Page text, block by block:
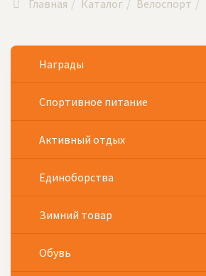
Главная Каталог Велоспорт
Награды
Спортивное питание
Активный отдых
Единоборства
Зимний товар
Обувь